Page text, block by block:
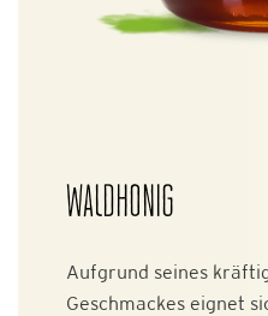
WALDHONIG
Aufgrund seines
Geschmackes eignet